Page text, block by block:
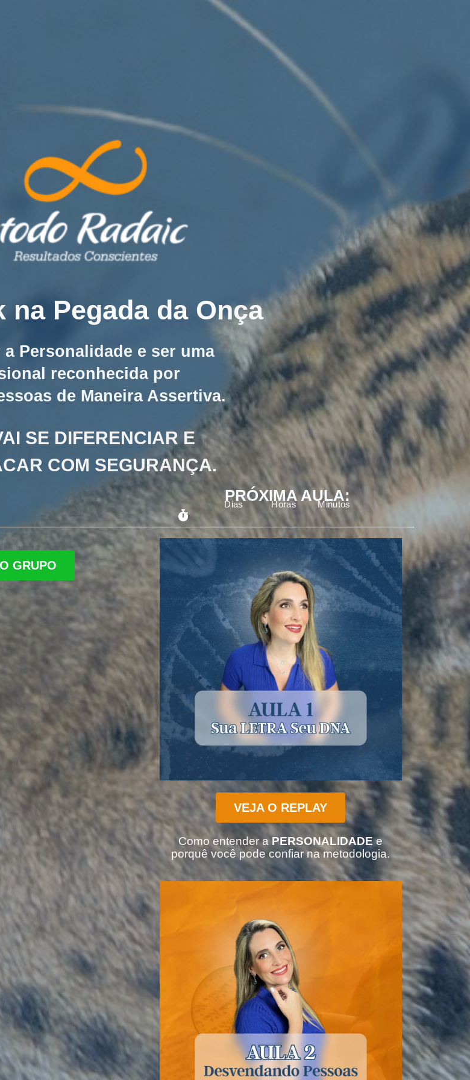
na Pegada da Onça
a Personalidade e ser uma
reconhecida por
de Maneira Assertiva.
SE DIFERENCIAR E
COM SEGURANÇA.
PRÓXIMA AULA:
Dias Horas Minutos
GRUPO
VEJA O REPLAY
Como entender aPERSONALIDADEe
porquê você pode confiar na metodologia.